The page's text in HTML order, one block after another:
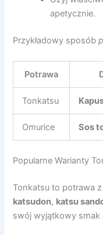
apetycznie.
Przykładowy sposób
Potrawa
Tonkatsu
Omurice Sos
Popularne Warianty
Tonkatsu to potrawa
katsudon, katsu
swój wyjątkowy